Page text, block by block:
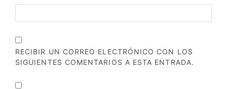
RECIBIR UN CORREO ELECTRÓNICO CON LOS
SIGUIENTES COMENTARIOS A ESTA ENTRADA.